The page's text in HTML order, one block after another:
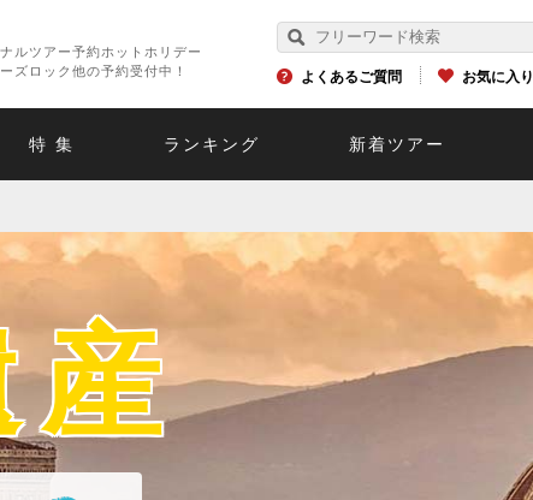
ルツアー予約ホットホリデー
ズロック他の予約受付中！
よくあるご質問 お気に入り
特 集 ランキング 新着ツアー
産